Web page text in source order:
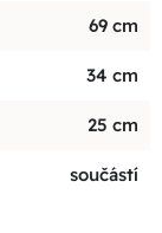
69 cm
34 cm
25 cm
součástí